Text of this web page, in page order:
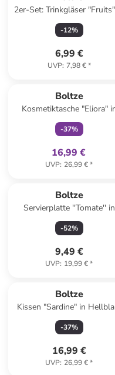
2er-Set: Trinkgläser
Bunt - (H)9 x Ø 7 cm
-12%
6,99 €
UVP: 7,98 €*
Boltze
Kosmetiktasche "Eliora"
Bunt - (B)18 x (H)13 cm
-37%
16,99 €
UVP: 26,99 €*
Boltze
Servierplatte ''Tomate'' in
Weiß/ Rosa/ Rot - (L)30,3 x
(B)20,2 cm
-52%
9,49 €
UVP: 19,99 €*
Boltze
Kissen "Sardine" in
Weiß - (L)30 x (B)50 cm
-37%
16,99 €
UVP: 26,99 €*